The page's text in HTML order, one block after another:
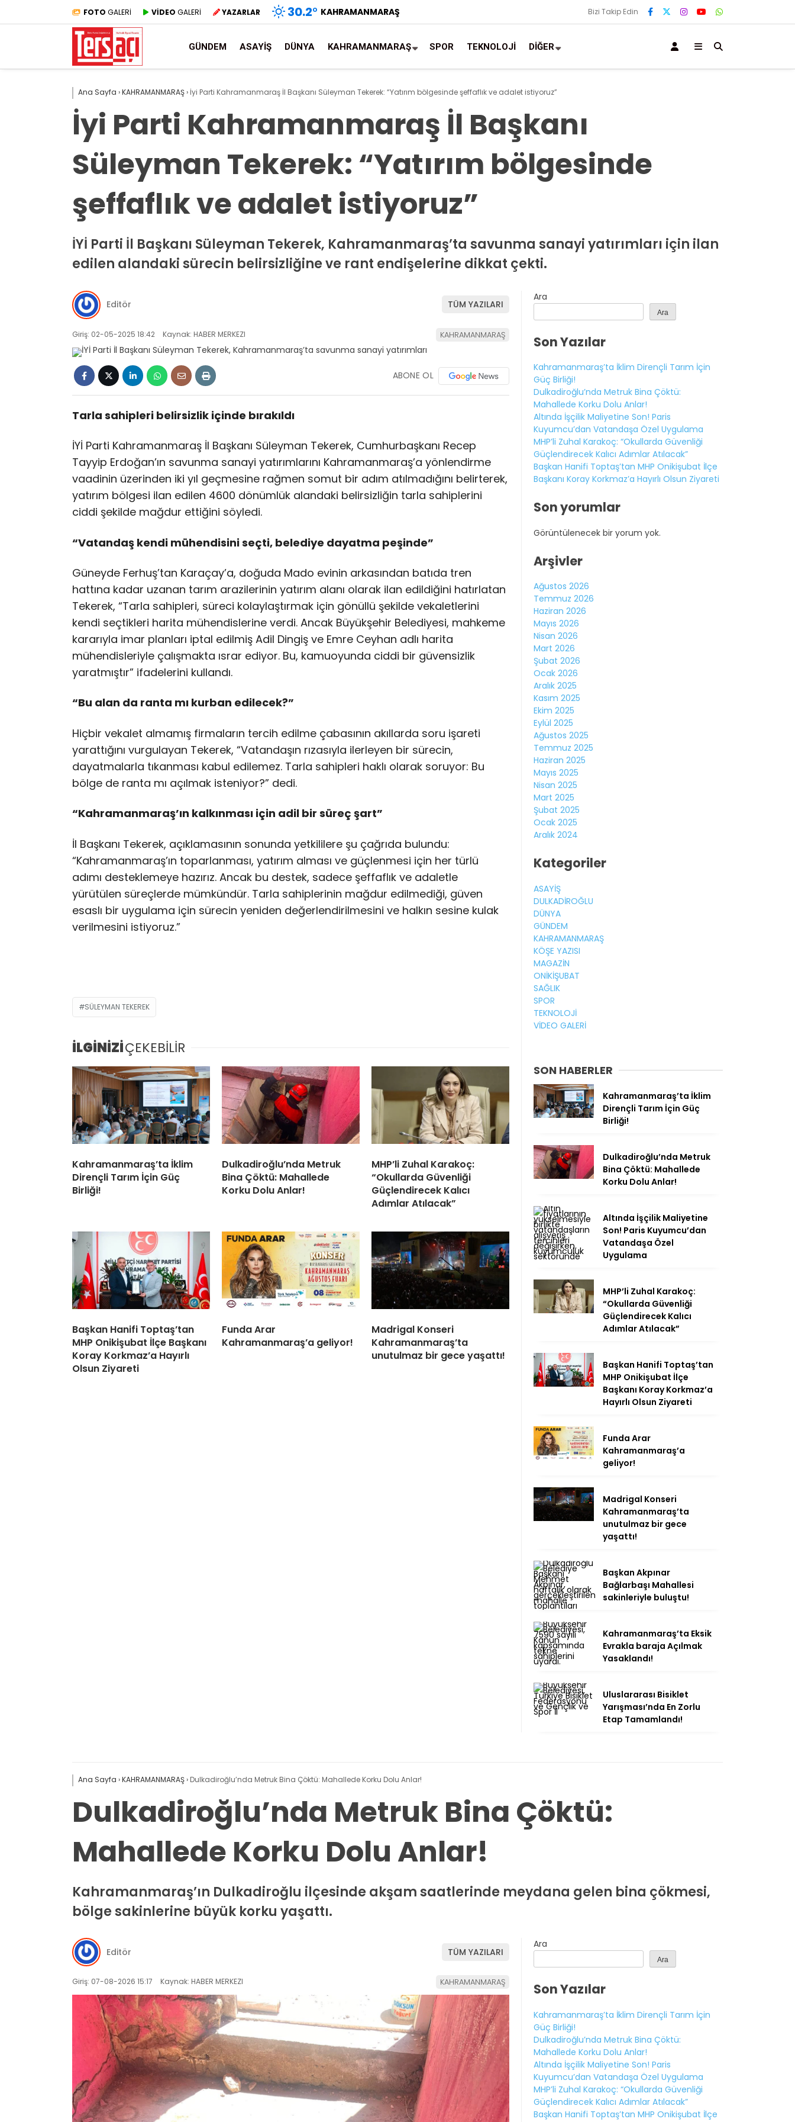
FOTO GALERİ VİDEO GALERİ YAZARLAR 30.2° KAHRAMANMARAŞ Bizi Takip Edin
GÜNDEM ASAYİŞ DÜNYA KAHRAMANMARAŞ SPOR TEKNOLOJİ DİĞER
Ana Sayfa ›KAHRAMANMARAŞ› İyi Parti Kahramanmaraş İl Başkanı Süleyman Tekerek: “Yatırım bölgesinde şeffaflık ve adalet istiyoruz”
İyi Parti Kahramanmaraş İl Başkanı
Süleyman Tekerek: “Yatırım bölgesinde
şeffaflık ve adalet istiyoruz”
İYİ Parti İl Başkanı Süleyman Tekerek, Kahramanmaraş’ta savunma sanayi yatırımları için ilan
edilen alandaki sürecin belirsizliğine ve rant endişelerine dikkat çekti.
Editör TÜM YAZILARI
Giriş: 02-05-2025 18:42 Kaynak: HABER MERKEZI KAHRAMANMARAŞ
ABONE OL
Tarla sahipleri belirsizlik içinde bırakıldı
İYİ Parti Kahramanmaraş İl Başkanı Süleyman Tekerek, Cumhurbaşkanı Recep
Tayyip Erdoğan’ın savunma sanayi yatırımlarını Kahramanmaraş’a yönlendirme
vaadinin üzerinden iki yıl geçmesine rağmen somut bir adım atılmadığını belirterek,
yatırım bölgesi ilan edilen 4600 dönümlük alandaki belirsizliğin tarla sahiplerini
ciddi şekilde mağdur ettiğini söyledi.
“Vatandaş kendi mühendisini seçti, belediye dayatma peşinde”
Güneyde Ferhuş’tan Karaçay’a, doğuda Mado evinin arkasından batıda tren
hattına kadar uzanan tarım arazilerinin yatırım alanı olarak ilan edildiğini hatırlatan
Tekerek, “Tarla sahipleri, süreci kolaylaştırmak için gönüllü şekilde vekaletlerini
kendi seçtikleri harita mühendislerine verdi. Ancak Büyükşehir Belediyesi, mahkeme
kararıyla imar planları iptal edilmiş Adil Dingiş ve Emre Ceyhan adlı harita
mühendisleriyle çalışmakta ısrar ediyor. Bu, kamuoyunda ciddi bir güvensizlik
yaratmıştır” ifadelerini kullandı.
“Bu alan da ranta mı kurban edilecek?”
Hiçbir vekalet almamış firmaların tercih edilme çabasının akıllarda soru işareti
yarattığını vurgulayan Tekerek, “Vatandaşın rızasıyla ilerleyen bir sürecin,
dayatmalarla tıkanması kabul edilemez. Tarla sahipleri haklı olarak soruyor: Bu
bölge de ranta mı açılmak isteniyor?” dedi.
“Kahramanmaraş’ın kalkınması için adil bir süreç şart”
İl Başkanı Tekerek, açıklamasının sonunda yetkililere şu çağrıda bulundu:
“Kahramanmaraş’ın toparlanması, yatırım alması ve güçlenmesi için her türlü
adımı desteklemeye hazırız. Ancak bu destek, sadece şeffaflık ve adaletle
yürütülen süreçlerde mümkündür. Tarla sahiplerinin mağdur edilmediği, güven
esaslı bir uygulama için sürecin yeniden değerlendirilmesini ve halkın sesine kulak
verilmesini istiyoruz.”
SÜLEYMAN TEKEREK
İLGİNİZİÇEKEBİLİR
Kahramanmaraş’ta İklim
Dirençli Tarım İçin Güç
Birliği!
Dulkadiroğlu’nda Metruk
Bina Çöktü: Mahallede
Korku Dolu Anlar!
MHP’li Zuhal Karakoç:
“Okullarda Güvenliği
Güçlendirecek Kalıcı
Adımlar Atılacak”
Başkan Hanifi Toptaş’tan
MHP Onikişubat İlçe Başkanı
Koray Korkmaz’a Hayırlı
Olsun Ziyareti
Funda Arar
Kahramanmaraş’a geliyor!
Madrigal Konseri
Kahramanmaraş’ta
unutulmaz bir gece yaşattı!
Ara
Ara
Son Yazılar
Kahramanmaraş’ta İklim Dirençli Tarım İçin
Güç Birliği!
Dulkadiroğlu’nda Metruk Bina Çöktü:
Mahallede Korku Dolu Anlar!
Altında İşçilik Maliyetine Son! Paris
Kuyumcu’dan Vatandaşa Özel Uygulama
MHP’li Zuhal Karakoç: “Okullarda Güvenliği
Güçlendirecek Kalıcı Adımlar Atılacak”
Başkan Hanifi Toptaş’tan MHP Onikişubat İlçe
Başkanı Koray Korkmaz’a Hayırlı Olsun Ziyareti
Son yorumlar
Görüntülenecek bir yorum yok.
Arşivler
Ağustos 2026
Temmuz 2026
Haziran 2026
Mayıs 2026
Nisan 2026
Mart 2026
Şubat 2026
Ocak 2026
Aralık 2025
Kasım 2025
Ekim 2025
Eylül 2025
Ağustos 2025
Temmuz 2025
Haziran 2025
Mayıs 2025
Nisan 2025
Mart 2025
Şubat 2025
Ocak 2025
Aralık 2024
Kategoriler
ASAYİŞ
DULKADİROĞLU
DÜNYA
GÜNDEM
KAHRAMANMARAŞ
KÖŞE YAZISI
MAGAZİN
ONİKİŞUBAT
SAĞLIK
SPOR
TEKNOLOJİ
VİDEO GALERİ
SON HABERLER
Kahramanmaraş’ta İklim
Dirençli Tarım İçin Güç
Birliği!
Dulkadiroğlu’nda Metruk
Bina Çöktü: Mahallede
Korku Dolu Anlar!
Altında İşçilik Maliyetine
Son! Paris Kuyumcu’dan
Vatandaşa Özel
Uygulama
MHP’li Zuhal Karakoç:
“Okullarda Güvenliği
Güçlendirecek Kalıcı
Adımlar Atılacak”
Başkan Hanifi Toptaş’tan
MHP Onikişubat İlçe
Başkanı Koray Korkmaz’a
Hayırlı Olsun Ziyareti
Funda Arar
Kahramanmaraş’a
geliyor!
Madrigal Konseri
Kahramanmaraş’ta
unutulmaz bir gece
yaşattı!
Başkan Akpınar
Bağlarbaşı Mahallesi
sakinleriyle buluştu!
Kahramanmaraş’ta Eksik
Evrakla baraja Açılmak
Yasaklandı!
Uluslararası Bisiklet
Yarışması’nda En Zorlu
Etap Tamamlandı!
Ana Sayfa ›KAHRAMANMARAŞ› Dulkadiroğlu’nda Metruk Bina Çöktü: Mahallede Korku Dolu Anlar!
Dulkadiroğlu’nda Metruk Bina Çöktü:
Mahallede Korku Dolu Anlar!
Kahramanmaraş’ın Dulkadiroğlu ilçesinde akşam saatlerinde meydana gelen bina çökmesi,
bölge sakinlerine büyük korku yaşattı.
Editör TÜM YAZILARI
Giriş: 07-08-2026 15:17 Kaynak: HABER MERKEZI KAHRAMANMARAŞ
Ara
Ara
Son Yazılar
Kahramanmaraş’ta İklim Dirençli Tarım İçin
Güç Birliği!
Dulkadiroğlu’nda Metruk Bina Çöktü:
Mahallede Korku Dolu Anlar!
Altında İşçilik Maliyetine Son! Paris
Kuyumcu’dan Vatandaşa Özel Uygulama
MHP’li Zuhal Karakoç: “Okullarda Güvenliği
Güçlendirecek Kalıcı Adımlar Atılacak”
Başkan Hanifi Toptaş’tan MHP Onikişubat İlçe